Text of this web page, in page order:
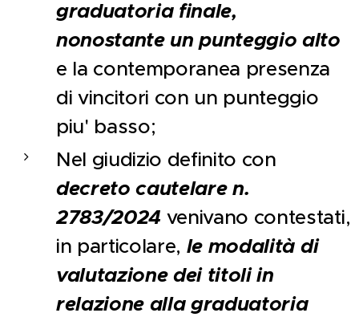
graduatoria finale,
nonostante un punteggio alto
e la contemporanea presenza
di vincitori con un punteggio
piu' basso;
Nel giudizio definito con
decreto cautelare n.
2783/2024 venivano contestati,
in particolare, le modalità di
valutazione dei titoli in
relazione alla graduatoria